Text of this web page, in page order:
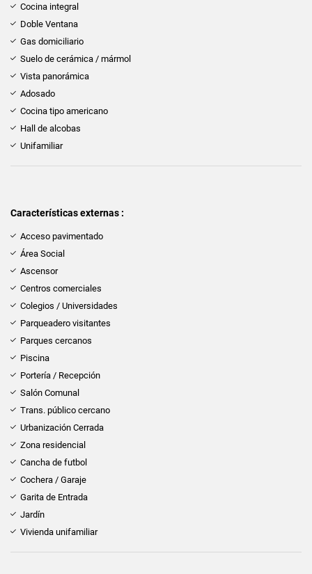
Cocina integral
Doble Ventana
Gas domiciliario
Suelo de cerámica / mármol
Vista panorámica
Adosado
Cocina tipo americano
Hall de alcobas
Unifamiliar
Características externas :
Acceso pavimentado
Área Social
Ascensor
Centros comerciales
Colegios / Universidades
Parqueadero visitantes
Parques cercanos
Piscina
Portería / Recepción
Salón Comunal
Trans. público cercano
Urbanización Cerrada
Zona residencial
Cancha de futbol
Cochera / Garaje
Garita de Entrada
Jardín
Vivienda unifamiliar